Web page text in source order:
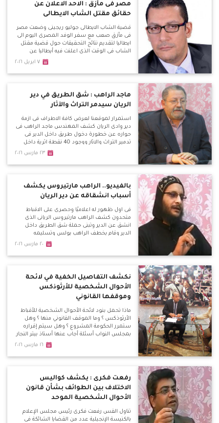
مصر فى مأزق : الاحد الاعلان عن
حقائق مقتل الشاب الايطالى
قضية الشاب الايطالى جوليو ريجينى وضعت مصر
فى مأزق صعب مع سفر الوفد المصرى اليوم الى
ايطاليا لتقديم نتائج التحقيقات حول قضية مقتل
الشاب فى الوقت الذى اعلنت فيه أيطاليا عن
امتلاكها فيديوهات لتعذيب الشرطة المصرية
الاحد القادم للاعلان عن نتائج التحقيقات فى مؤتمر
للاخوان ضد مصر للمطالبة بالافراج عن الاخوان
المحبوسين.
٧ ابريل ٢٠١٦
ماجد الراهب : شق الطريق في دير
الريان سيدمر التراث والآثار
استمرار لموقعنا لعرض كافة الاطراف فى ازمة
دير وادى الريان كشف المهندس ماجد الراهب فى
حواره عن خطورة دخول طريق داخل الدير فى
تدمير التراث والاثار ووجود 40 نقطة اثرية داخل
الدير وهذا الطريق سوف يدمر تاريخ مصر فى هذه
قضية امام الامور المستعجلة لوقف هذا الطريق
يمتلىء بالكهوف الاثرية واتعجب لعدم حفاظ
الدولة عليها
٢٣ مارس ٢٠١٦
بالفيديو.. الراهب مارتيروس يكشف
أسباب انشقاقه عن دير الريان
فى اول ظهور له اعلاميًا وحصرى على الاقباط
متحدون كشف الراهب مارتيروس الريانى الذى
انشق عن الدير وتبنى حملة شق الطريق داخل
الدير وقام بخطف الراهب بولس وتسليمه
للشرطة ، اسباب تغير موقفه بعد ان كان رافض
بولس امين الدير للشرطة وتحرير محاضر ضد
٢٠ مارس ٢٠١٦
نكشف التفاصيل الخفية في لائحة
الأحوال الشخصية للأرثوذكس
وموقفها القانوني
ماذا تحمل بنود لائحة الأحوال الشخصية للأقباط
الأرثوذكس ؟ وما الموقف القانوني منها ؟ وهل
ستمرر الحكومة المشروع ؟ وهل سيتم إقراره
بمجلس النواب أسئلة أجاب عنها أستاذ بيتر النجار
المحامى المتخصص في الأحوال الشخصية
الشخصية
١٦ مارس ٢٠١٦
رفعت فكرى : يكشف كواليس
الاختلاف بين الطوائف بشأن قانون
الأحوال الشخصية الموحد
تناول القس رفعت فكرى رئيس مجلس الإعلام
بالكنيسة الإنجيلية عدد من القضايا الشائكة فى